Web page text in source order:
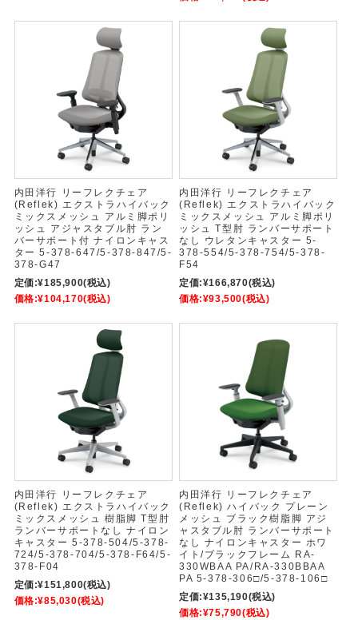
内田洋行 リーフレクチェア
(Reflek) エクストラハイバック
ミックスメッシュ アルミ脚ポリ
ッシュ アジャスタブル肘 ラン
バーサポート付 ナイロンキャス
ター 5-378-647/5-378-847/5-
378-G47
定価:¥185,900(税込)
価格:¥104,170(税込)
内田洋行 リーフレクチェア
(Reflek) エクストラハイバック
ミックスメッシュ アルミ脚ポリ
ッシュ T型肘 ランバーサポート
なし ウレタンキャスター 5-
378-554/5-378-754/5-378-
F54
定価:¥166,870(税込)
価格:¥93,500(税込)
内田洋行 リーフレクチェア
(Reflek) エクストラハイバック
ミックスメッシュ 樹脂脚 T型肘
ランバーサポートなし ナイロン
キャスター 5-378-504/5-378-
724/5-378-704/5-378-F64/5-
378-F04
定価:¥151,800(税込)
価格:¥85,030(税込)
内田洋行 リーフレクチェア
(Reflek) ハイバック プレーン
メッシュ ブラック樹脂脚 アジ
ャスタブル肘 ランバーサポート
なし ナイロンキャスター ホワ
イト/ブラックフレーム RA-
330WBAA PA/RA-330BBAA
PA 5-378-306□/5-378-106□
定価:¥135,190(税込)
価格:¥75,790(税込)